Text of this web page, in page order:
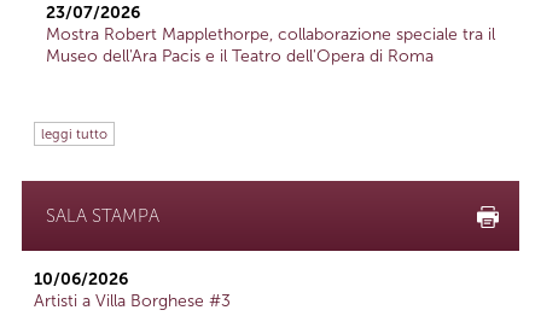
23/07/2026
Mostra Robert Mapplethorpe, collaborazione speciale tra il
Museo dell'Ara Pacis e il Teatro dell'Opera di Roma
leggi tutto
SALA STAMPA
10/06/2026
Artisti a Villa Borghese #3